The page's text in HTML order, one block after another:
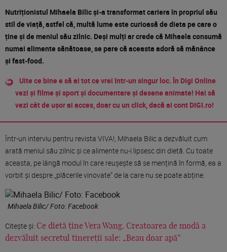
Nutriționistul Mihaela Bilic și-a transformat cariera în propriul său
stil de viață, astfel că, multă lume este curioasă de dieta pe care o
ține și de meniul său zilnic. Deși mulți ar crede că Mihaela consumă
numai alimente sănătoase, se pare că aceasta adoră să mănânce
și fast-food.
Uite ce bine e să ai tot ce vrei într-un singur loc. În Digi Online
vezi și filme și sport și documentare și desene animate! Hai să
vezi cât de ușor ai acces, doar cu un click, dacă ai cont DIGI.ro!
Într-un interviu pentru revista VIVA!, Mihaela Bilic a dezvăluit cum
arată meniul său zilnic și ce alimente nu-i lipsesc din dietă. Cu toate
aceasta, pe lângă modul în care reușește să se mențină în formă, ea a
vorbit și despre „plăcerile vinovate” de la care nu se poate abține.
Mihaela Bilic/ Foto: Facebook
Citește și: Ce dietă ține Vera Wang. Creatoarea de modă a
dezvăluit secretul tinereții sale: „Beau doar apă”